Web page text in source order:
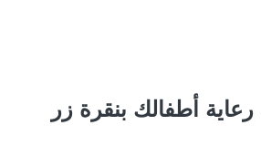
رعاية أطفالك بنقرة زر